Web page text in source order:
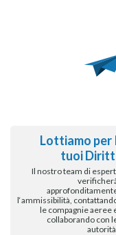
Lottiamo per
tuoi
Il nostro team di
l‘ammissibilità,
le compagnie aeree
collaborando con
autorità.